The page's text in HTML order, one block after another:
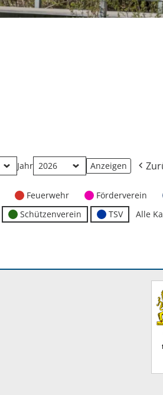
Jahr
Feuerwehr Förderverein
Schützenverein TSV
Alle